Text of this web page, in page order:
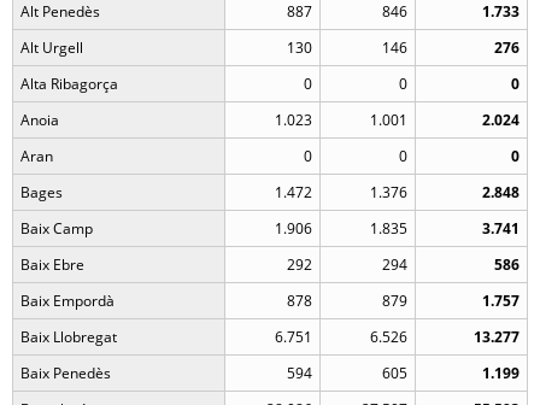
Alt Penedès
887 846
1.733
Alt Urgell
130 146
276
Alta Ribagorça
0 0
0
Anoia
1.023 1.001
2.024
Aran
0 0
0
Bages
1.472 1.376
2.848
Baix Camp
1.906 1.835
3.741
Baix Ebre
292 294
586
Baix Empordà
878 879
1.757
Baix Llobregat
6.751 6.526
13.277
Baix Penedès
594 605
1.199